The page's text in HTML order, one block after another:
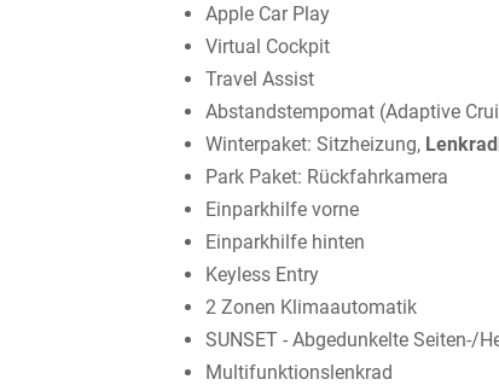
Apple Car Play
Virtual Cockpit
Travel Assist
Abstandstempomat (Adaptive
Winterpaket: Sitzheizung,
Park Paket: Rückfahrkamera
Einparkhilfe vorne
Einparkhilfe hinten
Keyless Entry
2 Zonen Klimaautomatik
SUNSET - Abgedunkelte Seiten-/
Multifunktionslenkrad